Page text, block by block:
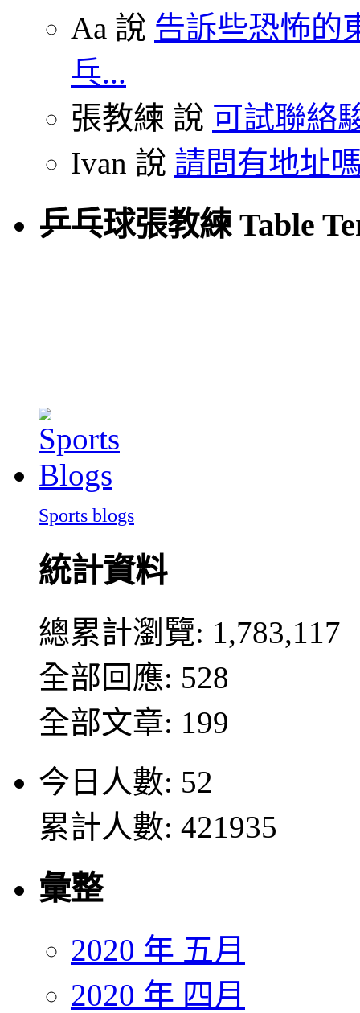
Aa 說 告訴些恐怖的
乓...
張教練 說 可試聯絡
Ivan 說 請問有地址
乒乓球張教練 Table
Sports blogs
統計資料
總累計瀏覽: 1,783,117
全部回應: 528
全部文章: 199
今日人數: 52
累計人數: 421935
彙整
2020 年 五月
2020 年 四月